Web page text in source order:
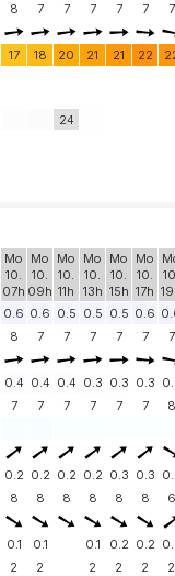
8 7 7 7 7 7 7
17 18 20 21 21 22
24
Mo
10.
07h
Mo
10.
09h
Mo
10.
11h
Mo
10.
13h
Mo
10.
15h
Mo
10.
17h
0.6 0.6 0.5 0.5 0.5 0.6
8 7 7 7 7 7 7
0.4 0.4 0.4 0.3 0.3 0.3
7 7 7 7 7 7 8
0.2 0.2 0.2 0.2 0.3 0.3
8 8 8 8 8 8 6
0.1 0.1 0.1 0.2 0.2
2 2 2 2 2 2